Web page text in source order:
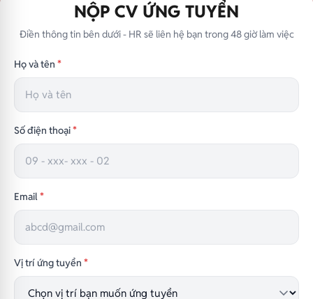
NỘP CV ỨNG TUYỂN
Điền thông tin bên dưới - HR sẽ liên hệ bạn trong 48 giờ làm việc
Họ và tên *
Số điện thoại*
Email*
Vị trí ứng tuyển *